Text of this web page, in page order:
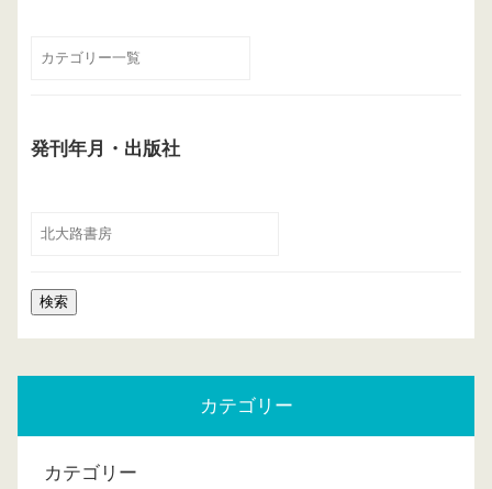
発刊年月・出版社
カテゴリー
カテゴリー